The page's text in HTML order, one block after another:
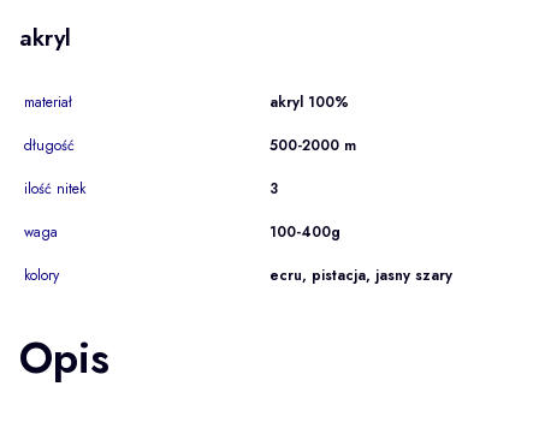
akryl
materiał
akryl 100%
długość
500-2000 m
ilość nitek
3
waga
100-400g
kolory
ecru, pistacja, jasny szary
Opis